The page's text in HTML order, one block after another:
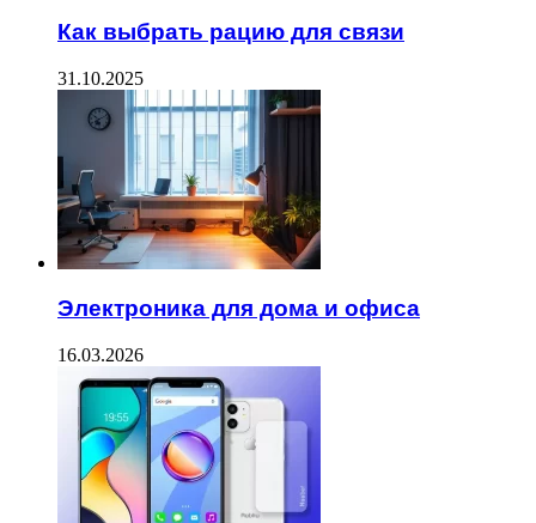
Как выбрать рацию для связи
31.10.2025
Электроника для дома и офиса
16.03.2026